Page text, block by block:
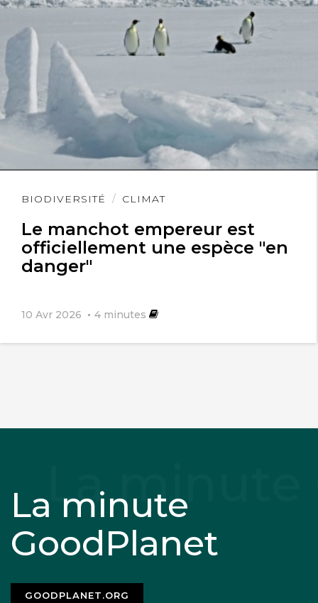
BIODIVERSITÉ CLIMAT
Le manchot empereur est
officiellement une espèce "en
danger"
10 Avr 2026 4 minutes
Lire
La minute
GoodPlanet
GOODPLANET.ORG